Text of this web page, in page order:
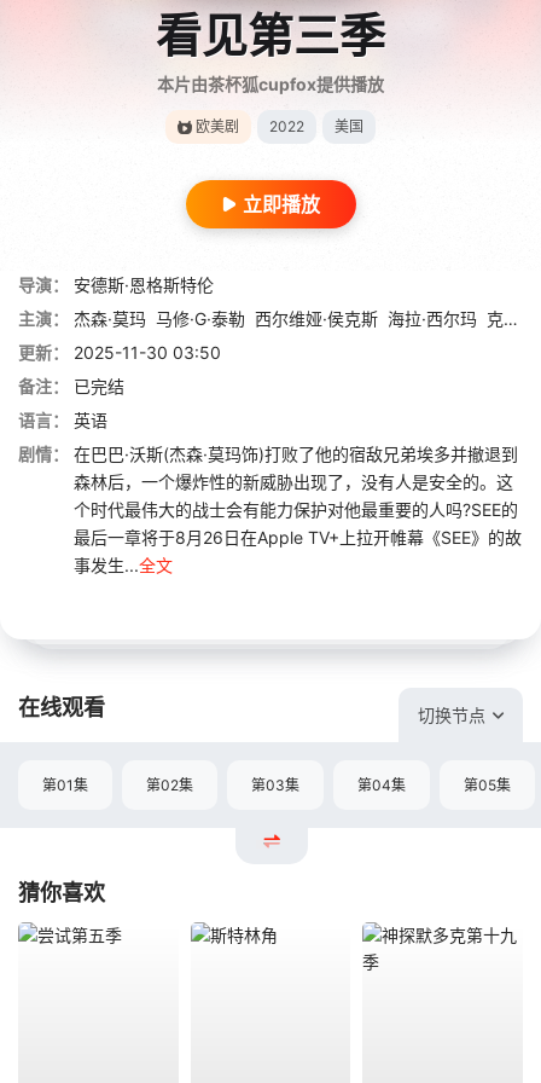
看见第三季
本片由茶杯狐cupfox提供播放
欧美剧 2022 美国
立即播放
导演：
安德斯·恩格斯特伦
主演：
杰森·莫玛 马修·G·泰勒 西尔维娅·侯克斯 海拉·西尔玛 克里斯蒂安·卡玛戈
更新：
2025-11-30 03:50
备注：
已完结
语言：
英语
剧情：
在巴巴·沃斯(杰森·莫玛饰)打败了他的宿敌兄弟埃多并撤退到
森林后，一个爆炸性的新威胁出现了，没有人是安全的。这
个时代最伟大的战士会有能力保护对他最重要的人吗?SEE的
最后一章将于8月26日在Apple TV+上拉开帷幕《SEE》的故
事发生...全文
在线观看 切换节点
第01集 第02集 第03集 第04集 第05集
猜你喜欢